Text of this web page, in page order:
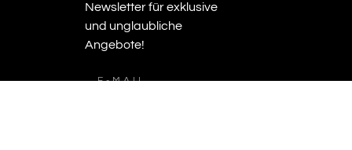
Newsletter für exklusive
und unglaubliche
Angebote!